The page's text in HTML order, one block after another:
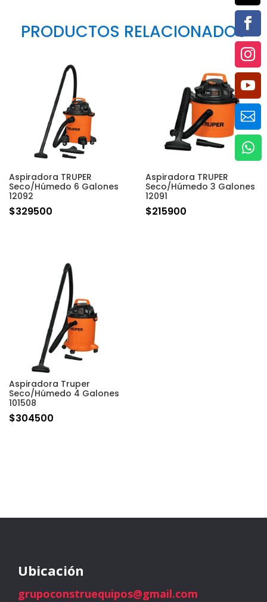





PRODUCTOS RELACIONADOS
Aspiradora TRUPER
Seco/Húmedo 6 Galones
12092
$329500
Aspiradora TRUPER
Seco/Húmedo 3 Galones
12091
$215900
Aspiradora Truper
Seco/Húmedo 4 Galones
101508
$304500
Ubicación
grupoconstruequipos@gmail.com